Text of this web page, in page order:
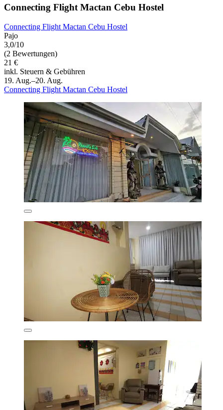
Connecting Flight Mactan Cebu Hostel
Connecting Flight Mactan Cebu Hostel
Pajo
3,0/10
(2 Bewertungen)
21 €
inkl. Steuern & Gebühren
19. Aug.–20. Aug.
Connecting Flight Mactan Cebu Hostel